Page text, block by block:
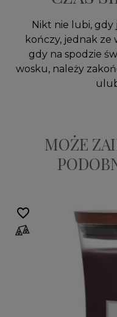
Nikt nie lubi, gdy
kończy, jednak
gdy na spodzie
wosku, należy
MOŻE
favorite_border